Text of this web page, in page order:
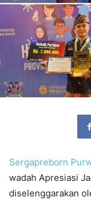
Sergapreborn
wadah Apresiasi
diselenggarakan